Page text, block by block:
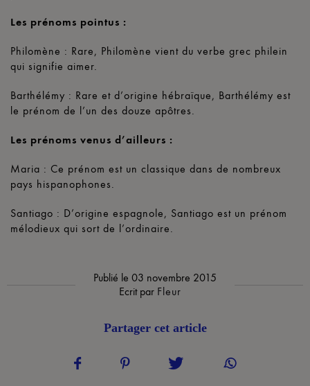
Les prénoms pointus :
Philomène : Rare, Philomène vient du verbe grec philein
qui signifie aimer.
Barthélémy : Rare et d’origine hébraïque, Barthélémy est
le prénom de l’un des douze apôtres.
Les prénoms venus d’ailleurs :
Maria : Ce prénom est un classique dans de nombreux
pays hispanophones.
Santiago : D’origine espagnole, Santiago est un prénom
mélodieux qui sort de l’ordinaire.
Publié le 03 novembre 2015
Ecrit par Fleur
Partager cet article